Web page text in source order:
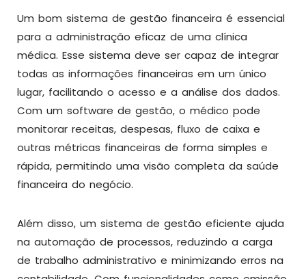
Um bom sistema de gestão financeira é essencial
para a administração eficaz de uma clínica
médica. Esse sistema deve ser capaz de integrar
todas as informações financeiras em um único
lugar, facilitando o acesso e a análise dos dados.
Com um software de gestão, o médico pode
monitorar receitas, despesas, fluxo de caixa e
outras métricas financeiras de forma simples e
rápida, permitindo uma visão completa da saúde
financeira do negócio.
Além disso, um sistema de gestão eficiente ajuda
na automação de processos, reduzindo a carga
de trabalho administrativo e minimizando erros na